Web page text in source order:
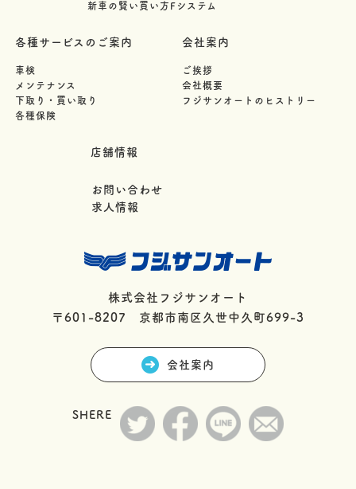
株式会社フジサンオート
〒601-8207 京都市南区久世中久町699-3
会社案内
SHERE
新車の賢い買い方Fシステム
各種サービスのご案内
車検
メンテナンス
下取り・買い取り
各種保険
会社案内
ご挨拶
会社概要
フジサンオートのヒストリー
店舗情報
お問い合わせ
求人情報